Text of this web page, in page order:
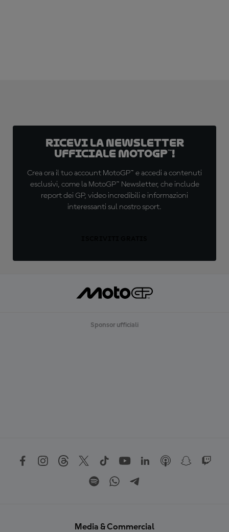
Ricevi la newsletter
ufficiale MotoGP™!
Crea ora il tuo account MotoGP™ e accedi a contenuti
esclusivi, come la MotoGP™ Newsletter, che include
report dei GP, video incredibili e informazioni
interessanti sul nostro sport.
Sponsor ufficiali
Media & Commercial